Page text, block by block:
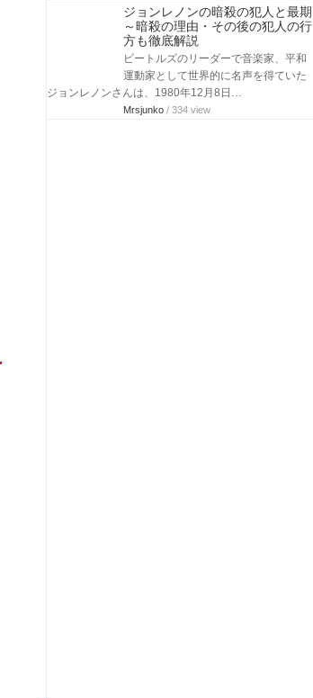
ジョンレノンの暗殺の犯人と最期
～暗殺の理由・その後の犯人の行
方も徹底解説
ビートルズのリーダーで音楽家、平和
運動家として世界的に名声を得ていた
ジョンレノンさんは、1980年12月8日…
Mrsjunko / 334 view